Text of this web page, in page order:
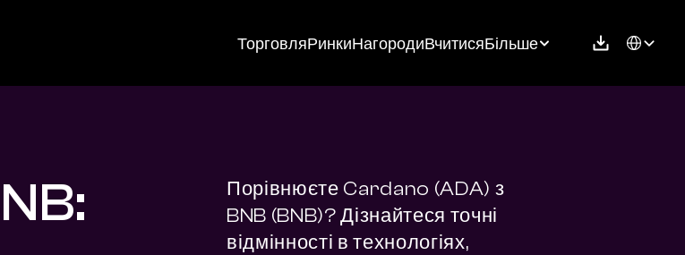
ТорговляРинкиНагородиВчитисяБільше Select
Порівнюєте Cardano (ADA) з
BNB (BNB)? Дізнайтеся точні
відмінності в технологіях,